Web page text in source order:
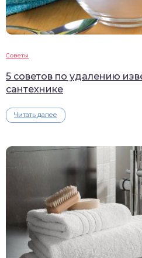
Советы
5 советов по удалению
сантехнике
Читать далее